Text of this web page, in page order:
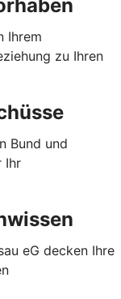
Ihrem
zu Ihren
Bund und
Ihr
eG decken Ihre